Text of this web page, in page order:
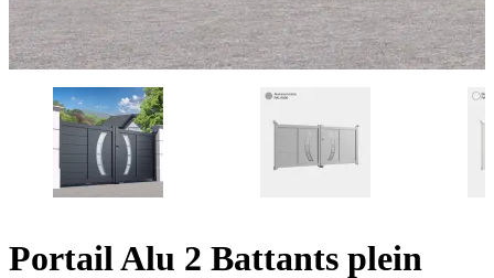
Portail Alu 2 Battants plein